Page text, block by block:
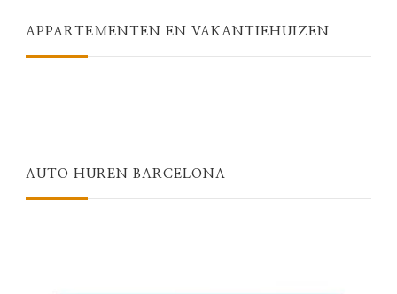
APPARTEMENTEN EN VAKANTIEHUIZEN
AUTO HUREN BARCELONA